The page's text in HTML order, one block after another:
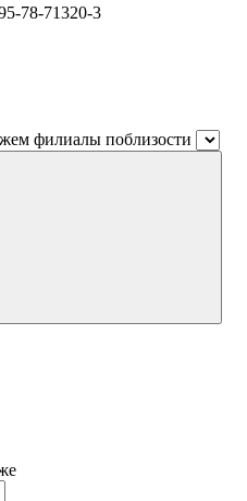
78-71320-3
филиалы поблизости